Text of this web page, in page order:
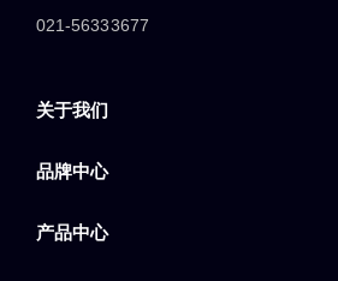
021-56333677
关于我们
品牌中心
产品中心